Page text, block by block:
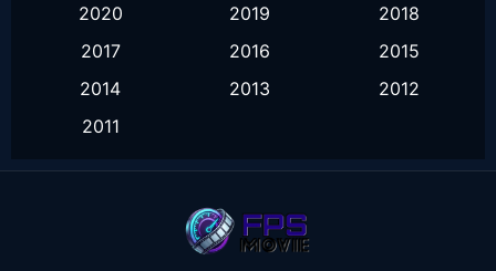
History ประวัติศาสตร์
Horror สยองขวัญ
2020
2019
2018
2017
2016
2015
2014
2013
2012
2011